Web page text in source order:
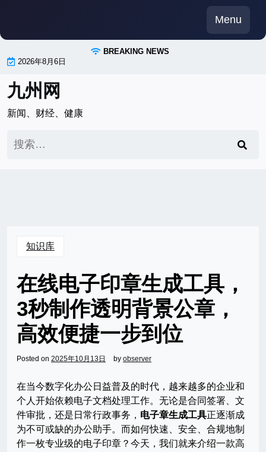
content
Menu
BREAKING NEWS
2026年8月6日
九州网
新闻、财经、健康
索：
知识库
在线电子印章生成工具，
3秒制作透明背景公章，
高效便捷一步到位
Posted on 2025年10月13日 by observer
在当今数字化办公日益普及的时代，越来越多的企业和
个人开始依赖电子文档处理工作。无论是合同签署、文
件审批，还是日常行政事务， 电子章生成工具正逐渐成
为不可或缺的办公助手。而如何快速、安全、合规地制
作一枚专业级的电子印章？今天，我们就来介绍一款高